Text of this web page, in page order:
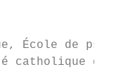
École de
catholique de